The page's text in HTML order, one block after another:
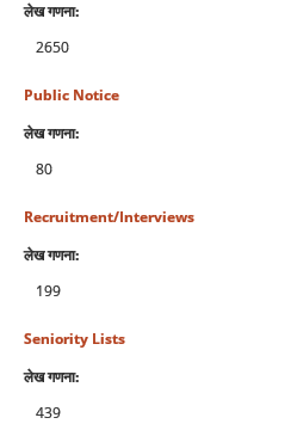
लेख गणना:
2650
Public Notice
लेख गणना:
80
Recruitment/Interviews
लेख गणना:
199
Seniority Lists
लेख गणना:
439